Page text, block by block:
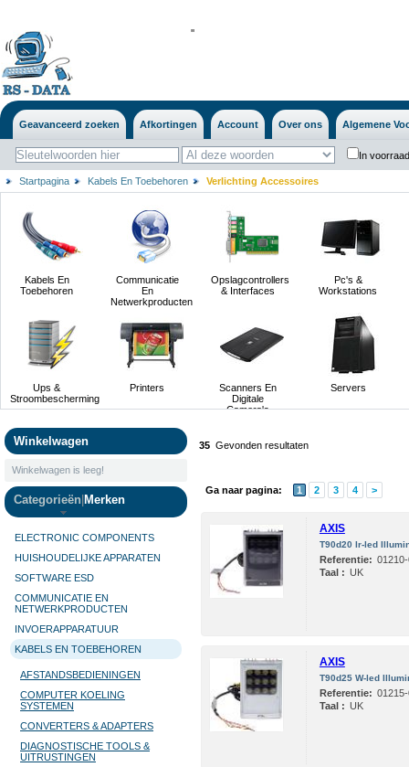
''
Geavanceerd zoeken Afkortingen Account Over ons Algemene
In
Startpagina Kabels En Toebehoren Verlichting Accessoires
Kabels En
Toebehoren
Communicatie
En
Netwerkproducten
Opslagcontrollers
& Interfaces
Pc's &
Workstations
Ups &
Stroombescherming
Printers
Scanners En
Digitale
Camera's
Servers
Winkelwagen
Winkelwagen is leeg!
Categorieën Merken
ELECTRONIC COMPONENTS
HUISHOUDELIJKE APPARATEN
SOFTWARE ESD
COMMUNICATIE EN
NETWERKPRODUCTEN
INVOERAPPARATUUR
KABELS EN TOEBEHOREN
AFSTANDSBEDIENINGEN
COMPUTER KOELING
SYSTEMEN
CONVERTERS & ADAPTERS
DIAGNOSTISCHE TOOLS &
UITRUSTINGEN
35 Gevonden resultaten
Ga naar pagina: 1 2 3 4 >
AXIS
T90d20 Ir-led
Referentie:
Taal : UK
AXIS
T90d25 W-led
Referentie:
Taal : UK